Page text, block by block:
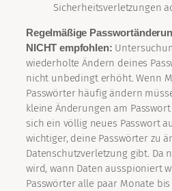
Sicherheitsverletzungen
Regelmäßige
NICHT empfohlen:
wiederholte Ändern deines
nicht unbedingt erhöht. Wenn
Passwörter häufig ändern
kleine Änderungen am
sich ein völlig neues Passwort
wichtiger, deine Passwörter zu
Datenschutzverletzung gibt. Da
wird, wann Daten ausspioniert
Passwörter alle paar Monate bis